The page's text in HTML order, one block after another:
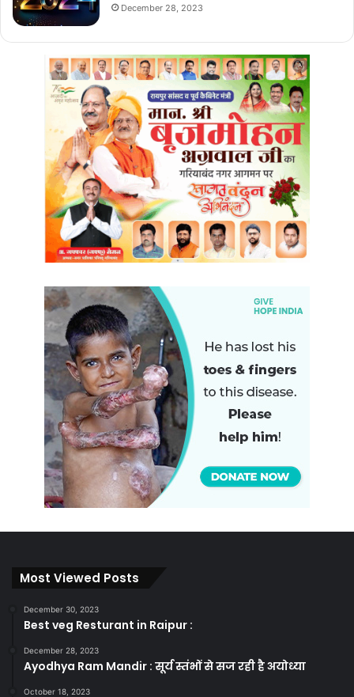
December 28, 2023
Most Viewed Posts
December 30, 2023
Best veg Resturant in Raipur :
December 28, 2023
Ayodhya Ram Mandir : सूर्य स्तंभों से सज रही है अयोध्या
October 18, 2023